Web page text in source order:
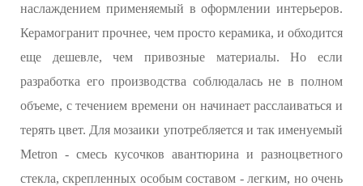
наслаждением применяемый в оформлении интерьеров.
Керамогранит прочнее, чем просто керамика, и обходится
еще дешевле, чем привозные материалы. Но если
разработка его производства соблюдалась не в полном
объеме, с течением времени он начинает расслаиваться и
терять цвет. Для мозаики употребляется и так именуемый
Metron - смесь кусочков авантюрина и разноцветного
стекла, скрепленных особым составом - легким, но очень